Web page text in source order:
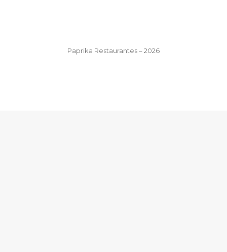
Paprika Restaurantes – 2026